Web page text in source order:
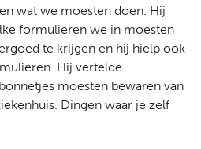
wat we moesten doen. Hij
formulieren we in moesten
te krijgen en hij hielp ook
Hij vertelde
moesten bewaren van
Dingen waar je zelf